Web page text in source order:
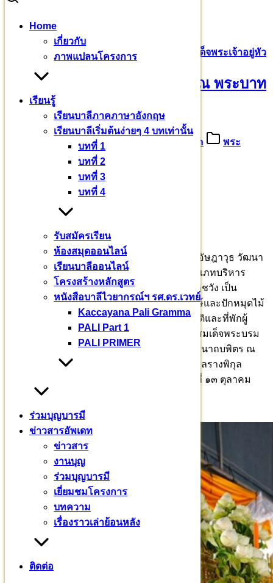
Home
เกี่ยวกับ
ภาพแปลนโครงการ
เรียนรู้
เรียนบาลีภาคภาษาอังกฤษ
เรียนบาลีเริ่มต้นง่ายๆ 4 บทเท่านั้น
บทที่ 1
บทที่ 2
บทที่ 3
บทที่ 4
รับสมัครเรียน
ห้องสมุดออนไลน์
เรียนบาลีออนไลน์
โครงสร้างหลักสูตร
หนังสือบาลีไวยากรณ์ฯ รศ.ดร.เวทย์
Kaccayana Pali Gramma
PALI Part 1
PALI PRIMER
ร่วมบุญบารมี
ข่าวสารอัพเดท
ข่าวสาร
งานบุญ
ร่วมบุญบารมี
เยี่ยมชมโครงการ
บทความ
เรื่องราวเล่าย้อนหลัง
ติดต่อ
Search
น้อมสำนึกในพระมหากรุณาธิคุณ พระบาทสมเด็จพระเจ้าอยู่หัว
น้อมสำนึกในพระมหากรุณาธิคุณ พระบาท
สมเด็จพระเจ้าอยู่หัว
13 ตุลาคม 25675 มีนาคม 2025 admin
พระ
น้อมสำนึกในพระมหากรุณาธิคุณ
พระบาทสมเด็จพระเจ้าอยู่หัว
๑๓ ตุลาคม ๒๕๖๗
ทรงพระกรุณาโปรดเกล้า ฯ ให้ นาวาอากาศตรีอัษฎาวุธ วัฒนา
งกูร ประจำสำนักพระราชวังพิเศษ ตำแหน่งประเภทบริหาร
ระดับสูง ราชการบริหารส่วนกลาง สำนักพระราชวัง เป็น
ประธานฝ่ายฆราวาสในพิธีวางแผ่นดวงศิลาฤกษ์และปักหมุดไม้
มงคล อาคารหอพักพระวิปัสสนาจารย์นานาชาติและที่พักผู้
ปฏิบัติธรรม ถวายเป็นพระราชกุศลแด่พระบาทสมเด็จพระบรม
ชนกาธิเบศร มหาภูมิพลอดุลยเดชมหาราช บรมนาถบพิตร ณ
มหาวชิราลงกรณบาลีเถรวาทราชวิทยาลัย ตำบลรางพิกุล
อำเภอกำแพงแสน จังหวัดนครปฐม วันอาทิตย์ ที่ ๑๓ ตุลาคม